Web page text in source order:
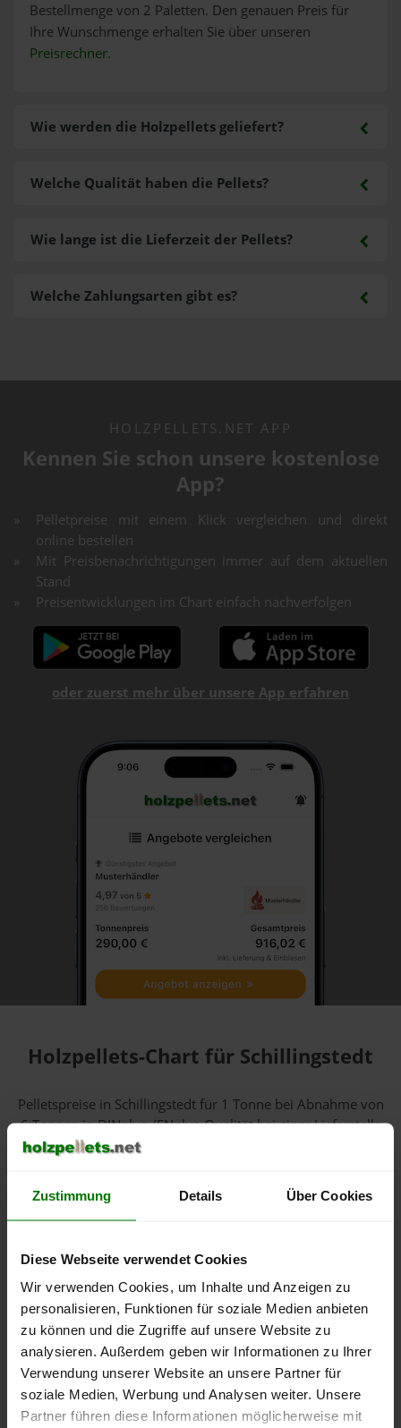
Zustimmung Details Über Cookies
Diese Webseite verwendet Cookies
Wir verwenden Cookies, um Inhalte und Anzeigen zu
personalisieren, Funktionen für soziale Medien anbieten
zu können und die Zugriffe auf unsere Website zu
analysieren. Außerdem geben wir Informationen zu Ihrer
Verwendung unserer Website an unsere Partner für
soziale Medien, Werbung und Analysen weiter. Unsere
Partner führen diese Informationen möglicherweise mit
Bestellmenge von 2 Paletten. Den genauen Preis für
Ihre Wunschmenge erhalten Sie über unseren
Preisrechner.
Wie werden die Holzpellets geliefert?
Welche Zahlungsarten gibt es?
Welche Qualität haben die Pellets?
Wie lange ist die Lieferzeit der Pellets?
HOLZPELLETS.NET APP
Kennen Sie schon unsere kostenlose
App?
Pelletpreise mit einem Klick vergleichen und direkt
online bestellen
Mit Preisbenachrichtigungen immer auf dem aktuellen
Stand
Preisentwicklungen im Chart einfach nachverfolgen
oder zuerst mehr über unsere App erfahren
Holzpellets-Chart für Schillingstedt
Pelletspreise in Schillingstedt für 1 Tonne bei Abnahmevon
6 Tonnenin DINplus-/ENplus-Qualität bei einer Lieferstelle
300 €
400 €
600 €